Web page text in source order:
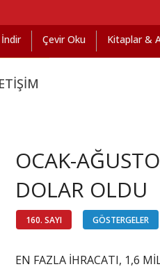
İndir Çevir Oku Kitaplar &
OCAK-
DOLAR OLDU
160. SAYI GÖSTERGELER
EN FAZLA İHRACATI, 1,6